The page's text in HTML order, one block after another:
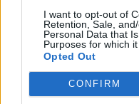
I want to opt-out of
Retention, Sale,
Personal Data that
Purposes for which it
Opted Out
CONFIRM
Μαρκόπουλο και
Newsroom
22
ΒΑΡΗ - ΒΟΥΛΑ -
Προγραμματισμένες
περιοχές της Αττικής